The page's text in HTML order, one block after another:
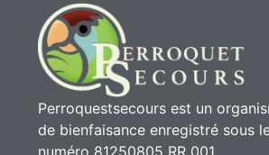
Perroquestsecours est un
de bienfaisance enregistré sous